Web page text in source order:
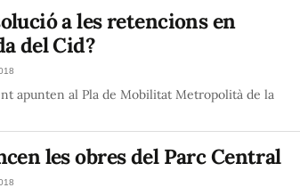
a les retencions en
del Cid?
apunten al Pla de Mobilitat Metropolità de la
les obres del Parc Central